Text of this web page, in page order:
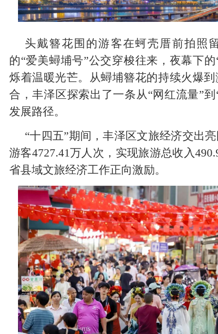
头戴簪花围的游客在蚵壳厝前拍照
的“爱美蟳埔号”公交穿梭往来，夜幕下
烁着温暖光芒。从蟳埔簪花的持续火爆
合，丰泽区探索出了一条从“网红流量”
发展路径。
“十四五”期间，丰泽区文旅经济交出
游客4727.41万人次，实现旅游总收入
省县域文旅经济工作正向激励。